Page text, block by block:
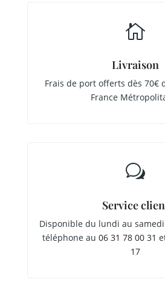

Livraison
Frais de port offerts dès 70€
France
w
Service
Disponible du lundi au
téléphone au06 31 78 00 31
17